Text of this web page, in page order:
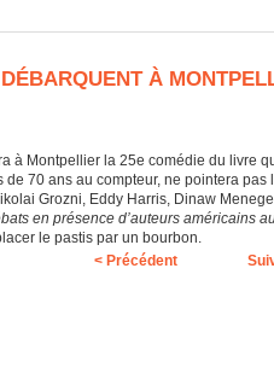
À
à Montpellier la 25e comédie du livre
70 ans au compteur, ne pointera
Grozni, Eddy Harris, Dinaw
en présence d’auteurs américains
le pastis par un bourbon.
< Précédent